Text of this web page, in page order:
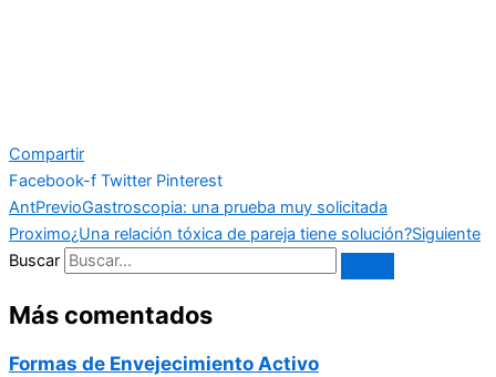
Compartir
Facebook-f Twitter Pinterest
AntPrevioGastroscopia: una prueba muy solicitada
Proximo¿Una relación tóxica de pareja tiene solución?Siguiente
Buscar
Más comentados
Formas de Envejecimiento Activo